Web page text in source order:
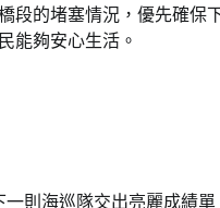
段的堵塞情況，優先確保
能夠安心生活。
一則海巡隊交出亮麗成績